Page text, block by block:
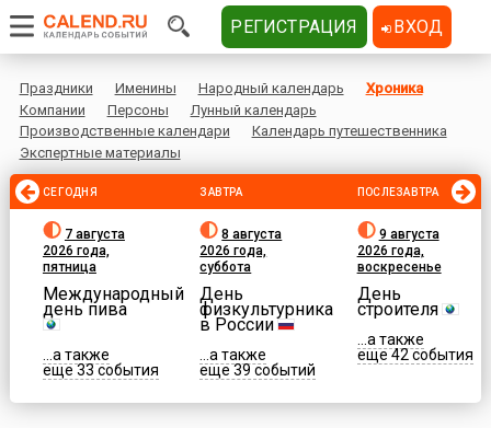
Праздники Именины Народный календарь
Хроника
Компании
Персоны
Лунный календарь
Производственные календари
Календарь путешественника
Экспертные материалы
СЕГОДНЯ
7 августа
2026 года,
пятница
Международный
день пива
...а также
еще 33 события
ЗАВТРА
8 августа
2026 года,
суббота
День
физкультурника
в России
...а также
еще 39 событий
ПОСЛЕЗАВТРА
9 августа
2026 года,
воскресенье
День
строителя
...а также
еще 42 события
РЕГИСТРАЦИЯ ВХОД